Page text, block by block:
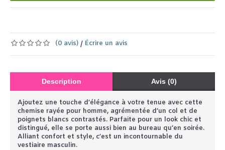
(0 avis) / Écrire un avis
Description Avis (0)
Ajoutez une touche d’élégance à votre tenue avec cette
chemise rayée pour homme, agrémentée d’un col et de
poignets blancs contrastés. Parfaite pour un look chic et
distingué, elle se porte aussi bien au bureau qu’en soirée.
Alliant confort et style, c’est un incontournable du
vestiaire masculin.